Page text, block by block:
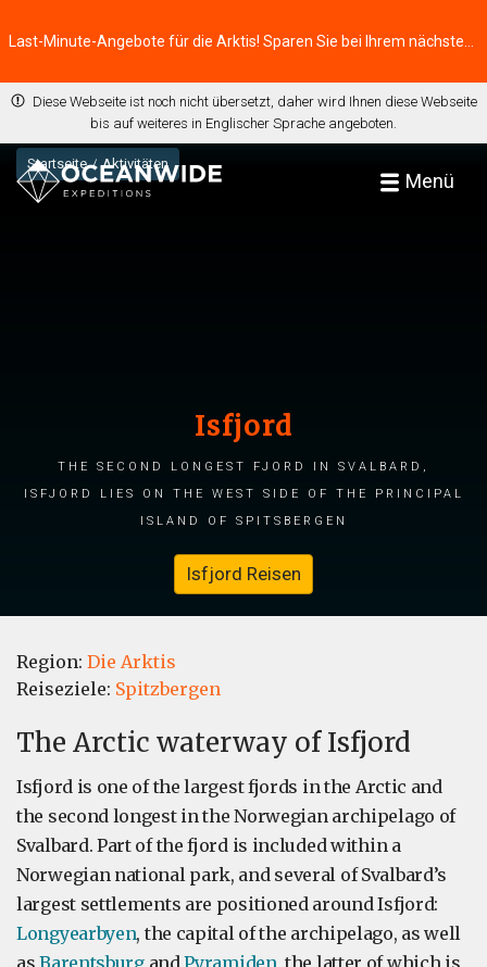
Diese Webseite ist noch nicht übersetzt, daher wird Ihnen diese Webseite
bis auf weiteres in Englischer Sprache angeboten.
Menü
Startseite Aktivitäten
Isfjord
The second longest fjord in Svalbard,
Isfjord lies on the west side of the principal
island of Spitsbergen
Isfjord Reisen
Region: Die Arktis
Reiseziele: Spitzbergen
The Arctic waterway of Isfjord
Isfjord is one of the largest fjords in the Arctic and
the second longest in the Norwegian archipelago of
Svalbard. Part of the fjord is included within a
Norwegian national park, and several of Svalbard’s
largest settlements are positioned around Isfjord:
Longyearbyen, the capital of the archipelago, as well